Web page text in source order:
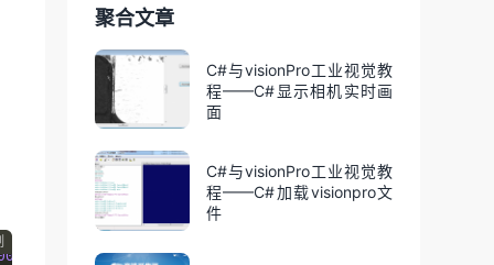
聚合文章
C#与visionPro工业视觉教
程——C#显示相机实时画
面
C#与visionPro工业视觉教
程——C#加载visionpro文
件